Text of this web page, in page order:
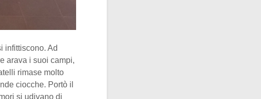
infittiscono. Ad
arava i suoi campi,
rimase molto
ciocche. Portò il
si udivano di